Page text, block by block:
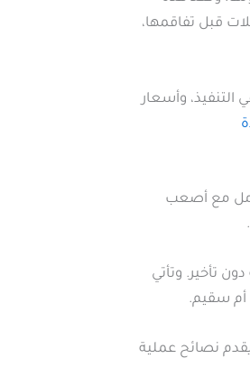
قبل تفاقمها،
وأسعار
مع أصعب
تأخير. وتأتي
أم سقيم.
نصائح عملية